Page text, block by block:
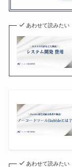
あわせて読みたい
あわせて読みたい